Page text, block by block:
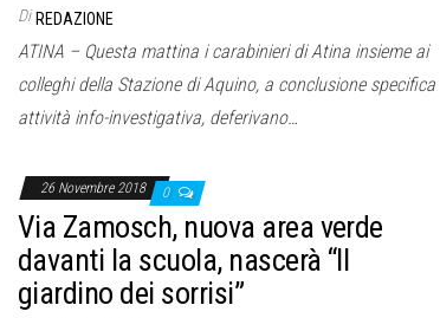
Di REDAZIONE
ATINA – Questa mattina i carabinieri di Atina insieme ai
colleghi della Stazione di Aquino, a conclusione specifica
attività info-investigativa, deferivano…
26 Novembre 2018 0
Via Zamosch, nuova area verde
davanti la scuola, nascerà “Il
giardino dei sorrisi”